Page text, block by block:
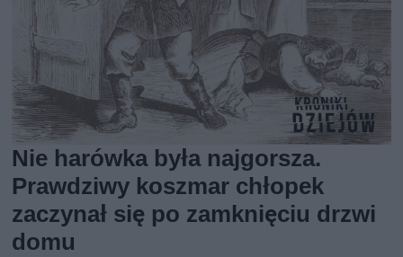
Nie harówka była najgorsza.
Prawdziwy koszmar chłopek
zaczynał się po zamknięciu drzwi
domu